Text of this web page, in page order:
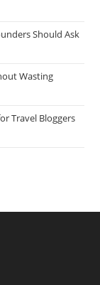
Should Ask
Wasting
Travel Bloggers